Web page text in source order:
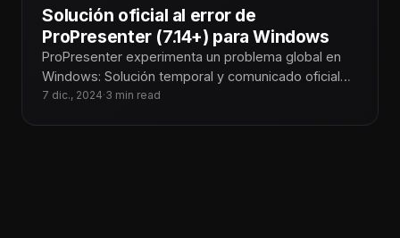
Solución oficial al error de
ProPresenter (7.14+) para Windows
ProPresenter experimenta un problema global en
Windows: Solución temporal y comunicado oficial
En Tecnoiglesia, somos conscientes del impacto
7 dic., 2024·3 min read